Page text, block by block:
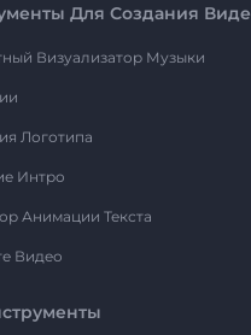
Для Создания
Визуализатор Музыки
Логотипа
Интро
Анимации Текста
Видео